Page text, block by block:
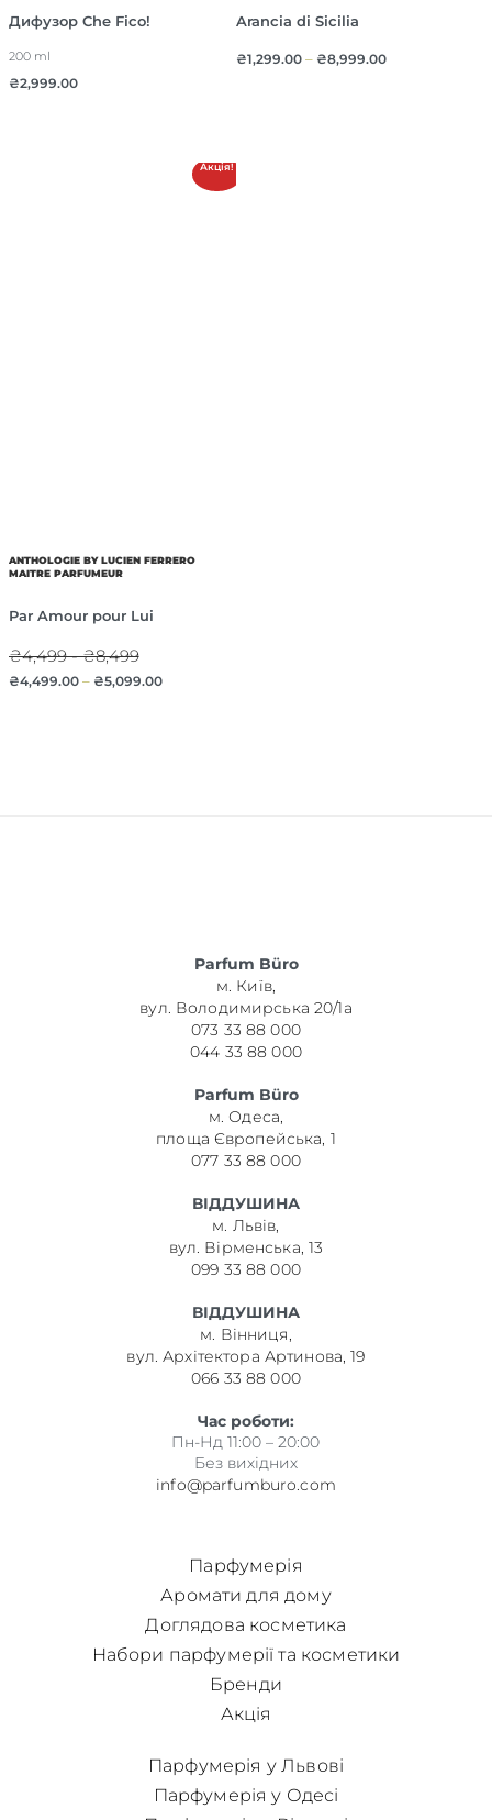
Дифузор Che Fico!
200 ml
₴2,999.00
Arancia di Sicilia
₴1,299.00 – ₴8,999.00
Акція!
ANTHOLOGIE BY LUCIEN FERRERO
MAITRE PARFUMEUR
Par Amour pour Lui
₴4,499 - ₴8,499
₴4,499.00– ₴5,099.00
Parfum Büro
м. Київ,
вул. Володимирська 20/1а
073 33 88 000
044 33 88 000
Parfum Büro
м. Одеса,
площа Європейська, 1
077 33 88 000
ВІДДУШИНА
м. Львів,
вул. Вірменська, 13
099 33 88 000
ВІДДУШИНА
м. Вінниця,
вул. Архітектора Артинова, 19
066 33 88 000
Час роботи:
Пн-Нд 11:00 – 20:00
Без вихідних
info@parfumburo.com
Парфумерія
Аромати для дому
Доглядова косметика
Набори парфумерії та косметики
Бренди
Акція
Парфумерія у Львові
Парфумерія у Одесі